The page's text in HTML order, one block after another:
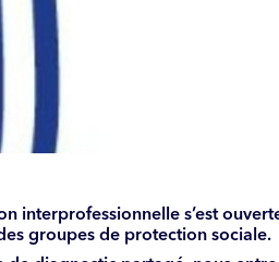
interprofessionnelle s’est
groupes de protection sociale.